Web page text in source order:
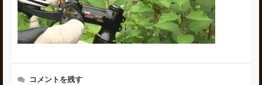
コメントを残す